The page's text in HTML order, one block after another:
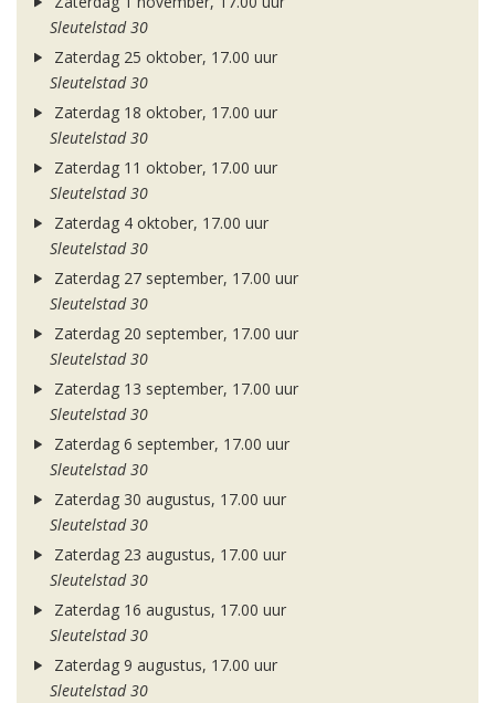
Sleutelstad 30
Zaterdag 25 oktober, 17.00 uur
Sleutelstad 30
Zaterdag 18 oktober, 17.00 uur
Sleutelstad 30
Zaterdag 11 oktober, 17.00 uur
Sleutelstad 30
Zaterdag 4 oktober, 17.00 uur
Sleutelstad 30
Zaterdag 27 september, 17.00 uur
Sleutelstad 30
Zaterdag 20 september, 17.00 uur
Sleutelstad 30
Zaterdag 13 september, 17.00 uur
Sleutelstad 30
Zaterdag 6 september, 17.00 uur
Sleutelstad 30
Zaterdag 30 augustus, 17.00 uur
Sleutelstad 30
Zaterdag 23 augustus, 17.00 uur
Sleutelstad 30
Zaterdag 16 augustus, 17.00 uur
Sleutelstad 30
Zaterdag 9 augustus, 17.00 uur
Sleutelstad 30